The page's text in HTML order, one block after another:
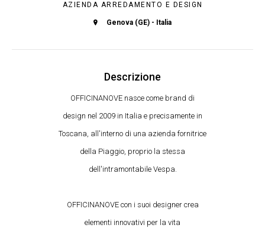
AZIENDA ARREDAMENTO E DESIGN
Genova (GE) - Italia
Descrizione
OFFICINANOVE nasce come brand di
design nel 2009 in Italia e precisamente in
Toscana, all'interno di una azienda fornitrice
della Piaggio, proprio la stessa
dell'intramontabile Vespa.
OFFICINANOVE con i suoi designer crea
elementi innovativi per la vita